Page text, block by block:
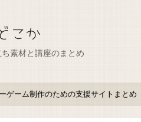
素材と講座のまとめ
ゲーム制作のための支援サイトまとめ